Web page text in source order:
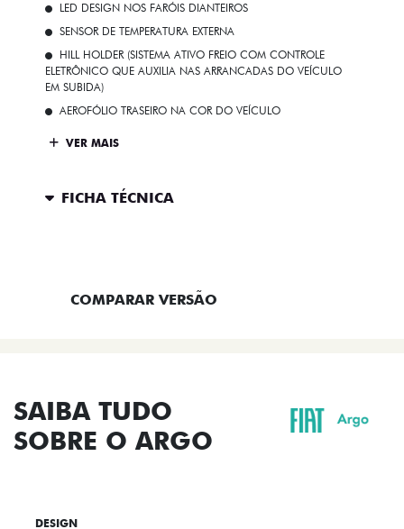
LED DESIGN NOS FARÓIS DIANTEIROS
SENSOR DE TEMPERATURA EXTERNA
HILL HOLDER (SISTEMA ATIVO FREIO COM CONTROLE
ELETRÔNICO QUE AUXILIA NAS ARRANCADAS DO VEÍCULO
EM SUBIDA)
AEROFÓLIO TRASEIRO NA COR DO VEÍCULO
VER MAIS
FICHA TÉCNICA
COMPARAR VERSÃO
SAIBA TUDO
SOBRE O ARGO
DESIGN